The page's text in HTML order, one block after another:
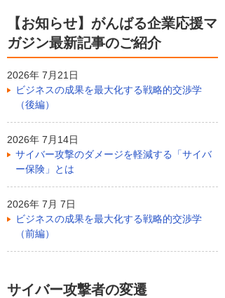
【お知らせ】がんばる企業応援マ
ガジン最新記事のご紹介
2026年 7月21日
ビジネスの成果を最大化する戦略的交渉学
（後編）
2026年 7月14日
サイバー攻撃のダメージを軽減する「サイバ
ー保険」とは
2026年 7月 7日
ビジネスの成果を最大化する戦略的交渉学
（前編）
サイバー攻撃者の変遷